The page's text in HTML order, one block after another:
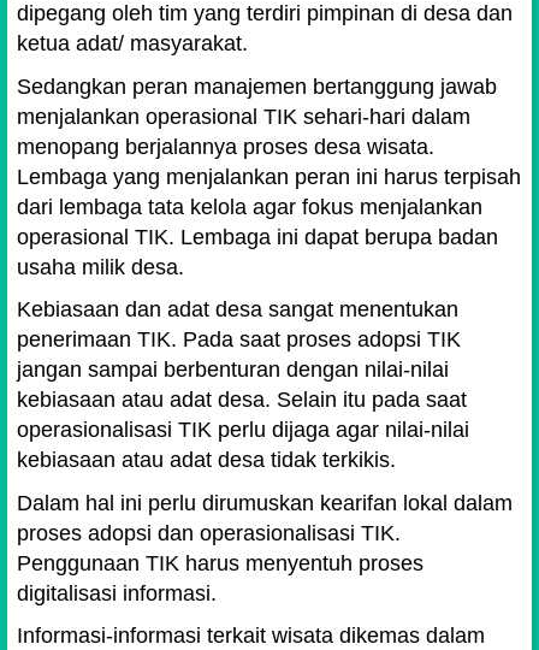
dipegang oleh tim yang terdiri pimpinan di desa dan
ketua adat/ masyarakat.
Sedangkan peran manajemen bertanggung jawab
menjalankan operasional TIK sehari-hari dalam
menopang berjalannya proses desa wisata.
Lembaga yang menjalankan peran ini harus terpisah
dari lembaga tata kelola agar fokus menjalankan
operasional TIK. Lembaga ini dapat berupa badan
usaha milik desa.
Kebiasaan dan adat desa sangat menentukan
penerimaan TIK. Pada saat proses adopsi TIK
jangan sampai berbenturan dengan nilai-nilai
kebiasaan atau adat desa. Selain itu pada saat
operasionalisasi TIK perlu dijaga agar nilai-nilai
kebiasaan atau adat desa tidak terkikis.
Dalam hal ini perlu dirumuskan kearifan lokal dalam
proses adopsi dan operasionalisasi TIK.
Penggunaan TIK harus menyentuh proses
digitalisasi informasi.
Informasi-informasi terkait wisata dikemas dalam